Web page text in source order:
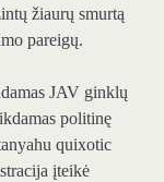
žiaurų smurtą
pareigų.
JAV ginklų
politinę
quixotic
įteikė